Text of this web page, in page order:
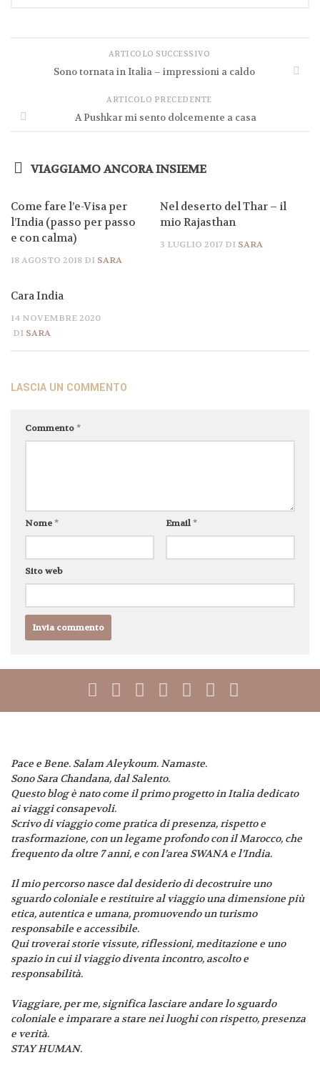
ARTICOLO SUCCESSIVO
Sono tornata in Italia – impressioni a caldo
ARTICOLO PRECEDENTE
A Pushkar mi sento dolcemente a casa
VIAGGIAMO ANCORA INSIEME
Come fare l’e-Visa per
l’India (passo per passo
e con calma)
18 AGOSTO 2018 DI SARA
Nel deserto del Thar – il
mio Rajasthan
3 LUGLIO 2017DI SARA
Cara India
14 NOVEMBRE 2020
DI SARA
LASCIA UN COMMENTO
Commento*
Nome* Email*
Sito web
Pace e Bene. Salam Aleykoum. Namaste.
Sono Sara Chandana, dal Salento.
Questo blog è nato come il primo progetto in Italia dedicato
ai viaggi consapevoli.
Scrivo di viaggio come pratica di presenza, rispetto e
trasformazione, con un legame profondo con il Marocco, che
frequento da oltre 7 anni, e con l’area SWANA e l’India.
Il mio percorso nasce dal desiderio di decostruire uno
sguardo coloniale e restituire al viaggio una dimensione più
etica, autentica e umana, promuovendo un turismo
responsabile e accessibile.
Qui troverai storie vissute, riflessioni, meditazione e uno
spazio in cui il viaggio diventa incontro, ascolto e
responsabilità.
Viaggiare, per me, significa lasciare andare lo sguardo
coloniale e imparare a stare nei luoghi con rispetto, presenza
e verità.
STAY HUMAN.